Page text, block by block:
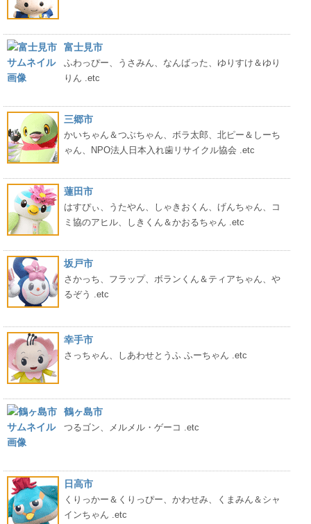
富士見市
ふわっぴー、うさみん、なんばった、ゆりすけ＆ゆり
りん .etc
三郷市
かいちゃん＆つぶちゃん、ボラ太郎、北ピー＆しーち
ゃん、NPO法人日本入れ歯リサイクル協会 .etc
蓮田市
はすぴぃ、うたやん、しゃきおくん、げんちゃん、コ
ミ協のアヒル、しきくん＆かおるちゃん .etc
坂戸市
さかっち、フラップ、ボランくん＆ティアちゃん、や
るぞう .etc
幸手市
さっちゃん、しあわせとうふ ふーちゃん .etc
鶴ヶ島市
つるゴン、メルメル・ゲーコ .etc
日高市
くりっかー＆くりっぴー、かわせみ、くまみん＆シャ
インちゃん .etc